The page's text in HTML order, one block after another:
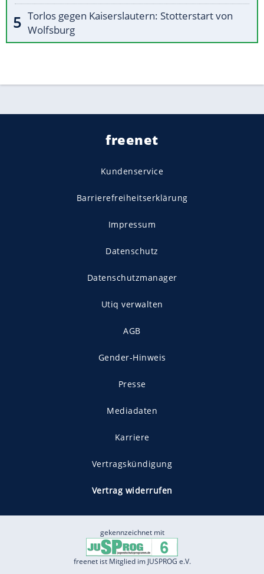
Torlos gegen Kaiserslautern: Stotterstart von
Wolfsburg
freenet
Kundenservice
Barrierefreiheitserklärung
Impressum
Datenschutz
Datenschutzmanager
Utiq verwalten
AGB
Gender-Hinweis
Presse
Mediadaten
Karriere
Vertragskündigung
Vertrag widerrufen
gekennzeichnet mit
freenet ist Mitglied im JUSPROG e.V.